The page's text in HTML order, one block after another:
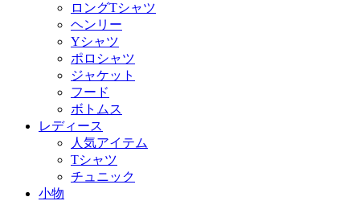
ロングTシャツ
ヘンリー
Yシャツ
ポロシャツ
ジャケット
フード
ボトムス
レディース
人気アイテム
Tシャツ
チュニック
小物